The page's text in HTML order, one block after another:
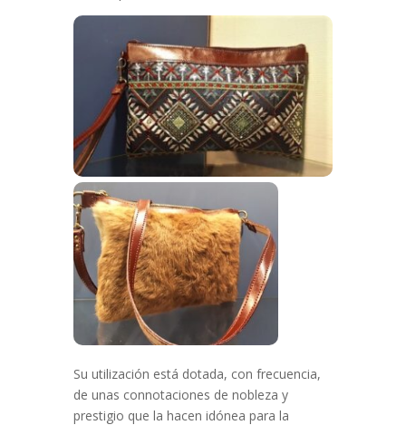
Su utilización está dotada, con frecuencia,
de unas connotaciones de nobleza y
prestigio que la hacen idónea para la